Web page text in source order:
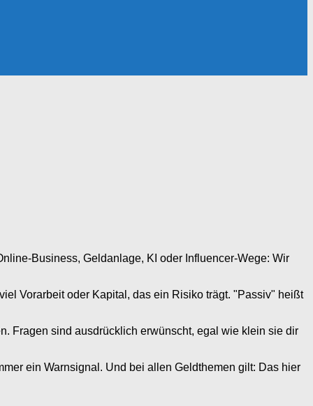
Business, Geldanlage, KI oder Influencer-Wege: Wir
Vorarbeit oder Kapital, das ein Risiko trägt. "Passiv" heißt
Fragen sind ausdrücklich erwünscht, egal wie klein sie dir
ein Warnsignal. Und bei allen Geldthemen gilt: Das hier